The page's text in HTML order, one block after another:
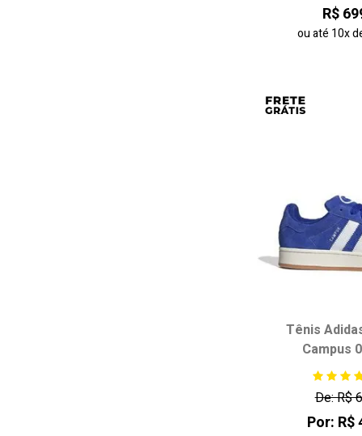
39
42
43
R$
ou até 10x
Escolha
35
Tênis
Campus
De: R$
Por: R$